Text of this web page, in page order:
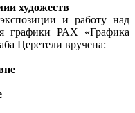
художеств
и работу над
графики РАХ «Графика
Церетели вручена: